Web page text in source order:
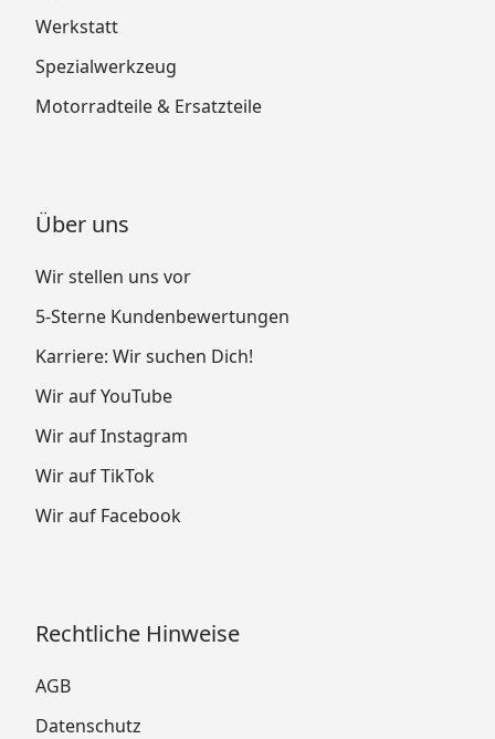
Werkstatt
Spezialwerkzeug
Motorradteile & Ersatzteile
Über uns
Wir stellen uns vor
5-Sterne Kundenbewertungen
Karriere: Wir suchen Dich!
Wir auf YouTube
Wir auf Instagram
Wir auf TikTok
Wir auf Facebook
Rechtliche Hinweise
AGB
Datenschutz